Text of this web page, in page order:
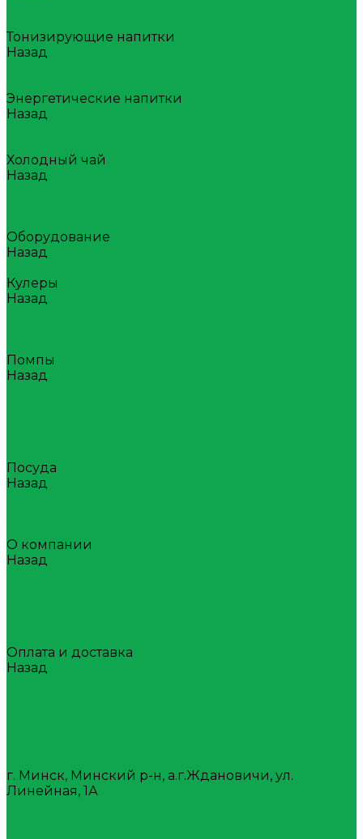
Тонизирующие напитки
Назад
Энергетические напитки
Назад
Холодный чай
Назад
Оборудование
Назад
Кулеры
Назад
Помпы
Назад
Посуда
Назад
О компании
Назад
Оплата и доставка
Назад
г. Минск, Минский р-н, а.г.Ждановичи, ул.
Линейная, 1А